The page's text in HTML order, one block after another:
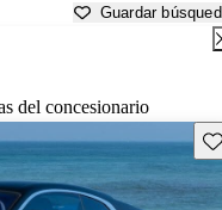
Guardar
del concesionario